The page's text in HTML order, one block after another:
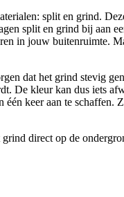
split en grind.
split en grind bij aan
in jouw buitenruimte.
dat het grind stevig
De kleur kan dus iets
keer aan te
direct op de